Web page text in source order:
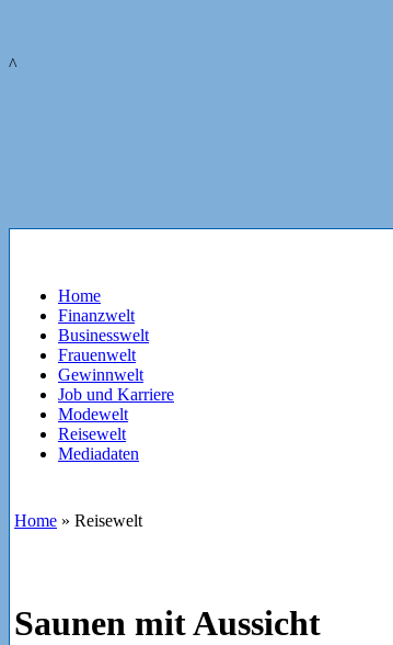
^
Home
Finanzwelt
Businesswelt
Frauenwelt
Gewinnwelt
Job und Karriere
Modewelt
Reisewelt
Mediadaten
Home » Reisewelt
Saunen mit Aussicht